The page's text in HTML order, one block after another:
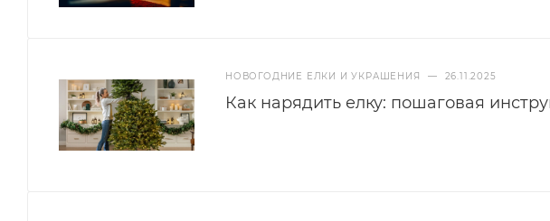
НОВОГОДНИЕ ЕЛКИ И УКРАШЕНИЯ — 26.11.2025
Как нарядить елку: пошаговая